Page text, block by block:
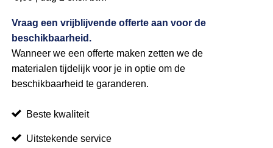
Vraag een vrijblijvende offerte aan voor de
beschikbaarheid.
Wanneer we een offerte maken zetten we de
materialen tijdelijk voor je in optie om de
beschikbaarheid te garanderen.
Beste kwaliteit
Uitstekende service